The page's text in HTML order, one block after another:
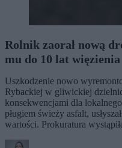
Rolnik zaorał nową
mu do 10 lat więzienia
Uszkodzenie nowo
Rybackiej w gliwickiej
konsekwencjami dla
pługiem świeży asfalt,
wartości. Prokuratura